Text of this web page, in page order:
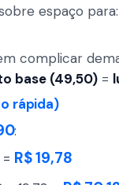
espaço
complicar
base (49,50) =
rápida)
:
R$ 19,78